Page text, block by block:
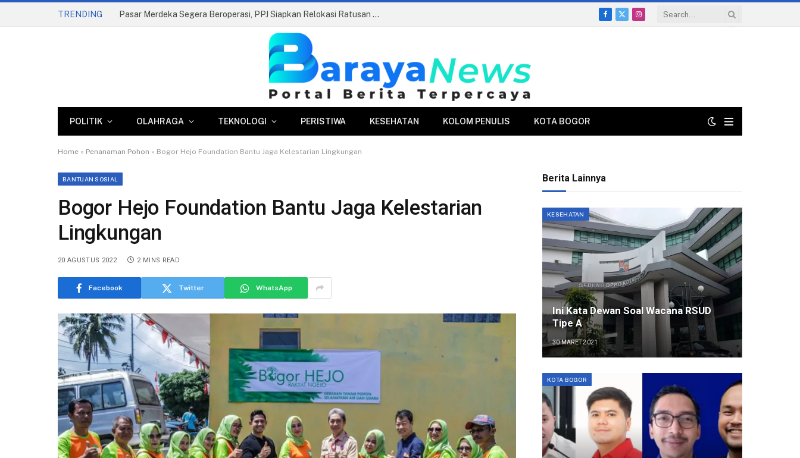
TRENDING Pasar Merdeka Segera Beroperasi, PPJ Siapkan Relokasi Ratusan Pedagang dan PKL
Facebook
X
Instagram
POLITIK OLAHRAGA TEKNOLOGI PERISTIWA KESEHATAN KOLOM PENULIS KOTA BOGOR
Home » Penanaman Pohon » Bogor Hejo Foundation Bantu Jaga Kelestarian Lingkungan
BANTUAN SOSIAL
Bogor Hejo Foundation Bantu Jaga Kelestarian
Lingkungan
20 AGUSTUS 2022 2 MINS READ
Facebook Twitter WhatsApp
Berita Lainnya
KESEHATAN
Ini Kata Dewan Soal Wacana RSUD
Tipe A
30 MARET 2021
KOTA BOGOR